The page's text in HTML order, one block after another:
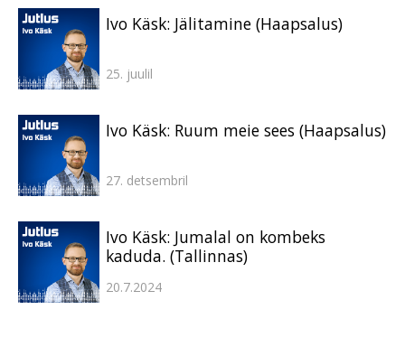
Ivo Käsk: Jälitamine (Haapsalus)
25. juulil
Ivo Käsk: Ruum meie sees (Haapsalus)
27. detsembril
Ivo Käsk: Jumalal on kombeks
kaduda. (Tallinnas)
20.7.2024